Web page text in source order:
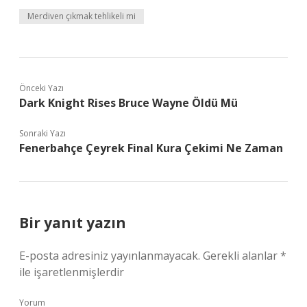
Merdiven çıkmak tehlikeli mi
Önceki Yazı
Dark Knight Rises Bruce Wayne Öldü Mü
Sonraki Yazı
Fenerbahçe Çeyrek Final Kura Çekimi Ne Zaman
Bir yanıt yazın
E-posta adresiniz yayınlanmayacak. Gerekli alanlar*
ile işaretlenmişlerdir
Yorum